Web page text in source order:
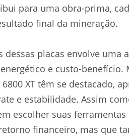
para uma obra-prima,
final da mineração.
placas envolve uma
e custo-benefício.
6800 XT têm se destacado,
e estabilidade. Assim
escolher suas
financeiro, mas que